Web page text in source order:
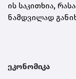
ის საკითხია,
ნამდვილად
ეკონომიკა